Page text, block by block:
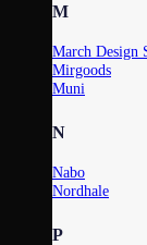
M
March Design
Mirgoods
Muni
N
Nabo
Nordhale
P